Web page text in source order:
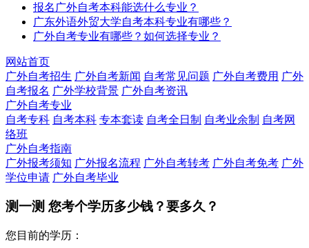
报名广外自考本科能选什么专业？
广东外语外贸大学自考本科专业有哪些？
广外自考专业有哪些？如何选择专业？
网站首页
广外自考招生 广外自考新闻 自考常见问题 广外自考费用 广外
自考报名 广外学校背景 广外自考资讯
广外自考专业
自考专科 自考本科 专本套读 自考全日制 自考业余制 自考网
络班
广外自考指南
广外报考须知 广外报名流程 广外自考转考 广外自考免考 广外
学位申请 广外自考毕业
测一测 您考个学历多少钱？要多久？
您目前的学历：